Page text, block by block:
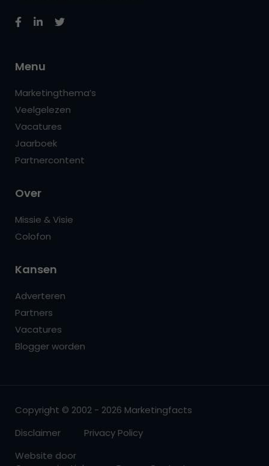
Menu
Marketingthema’s
Veelgelezen
Vacatures
Jaarboek
Partnercontent
Over
Missie & Visie
Colofon
Kansen
Adverteren
Partners
Vacatures
Blogger worden
Copyright © 2002 - 2026 Marketingfacts
Disclaimer
Privacy Policy
Website door